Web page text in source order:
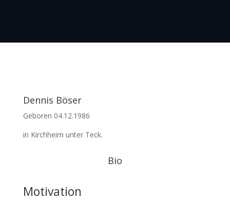
Dennis Böser
Geboren 04.12.1986
in Kirchheim unter Teck.
Bio
Motivation